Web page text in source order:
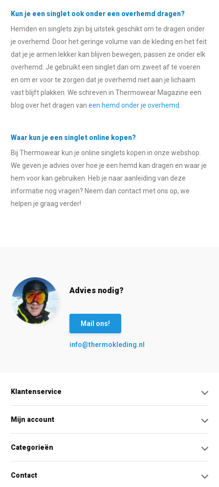
Kun je een singlet ook onder een overhemd dragen?
Hemden en singlets zijn bij uitstek geschikt om te dragen onder
je overhemd. Door het geringe volume van de kleding en het feit
dat je je armen lekker kan blijven bewegen, passen ze onder elk
overhemd. Je gebruikt een singlet dan om zweet af te voeren
en om er voor te zorgen dat je overhemd niet aan je lichaam
vast blijft plakken. We schreven in Thermowear Magazine een
blog over het dragen vaneen hemd onder je overhemd
Waar kun je een singlet online kopen?
Bij Thermowear kun je online singlets kopen in onze webshop.
We geven je advies over hoe je een hemd kan dragen en waar je
hem voor kan gebruiken. Heb je naar aanleiding van deze
informatie nog vragen? Neem dan contact met ons op, we
helpen je graag verder!
Advies nodig?
Mail ons!
info@thermokleding.nl
Klantenservice
Mijn account
Categorieën
Contact